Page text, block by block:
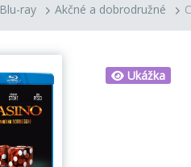
Blu-ray Akčné a dobrodružné
Ukážka